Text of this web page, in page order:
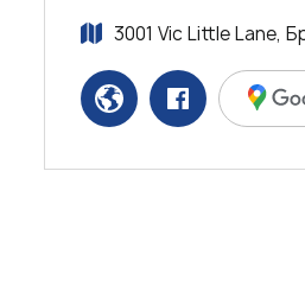
3001 Vic Little Lane,